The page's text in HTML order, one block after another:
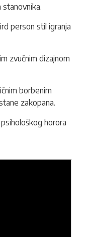
person stil igranja
zvučnim dizajnom
borbenim
zakopana.
horora